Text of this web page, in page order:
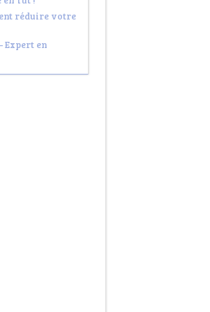
réduire votre
Expert en